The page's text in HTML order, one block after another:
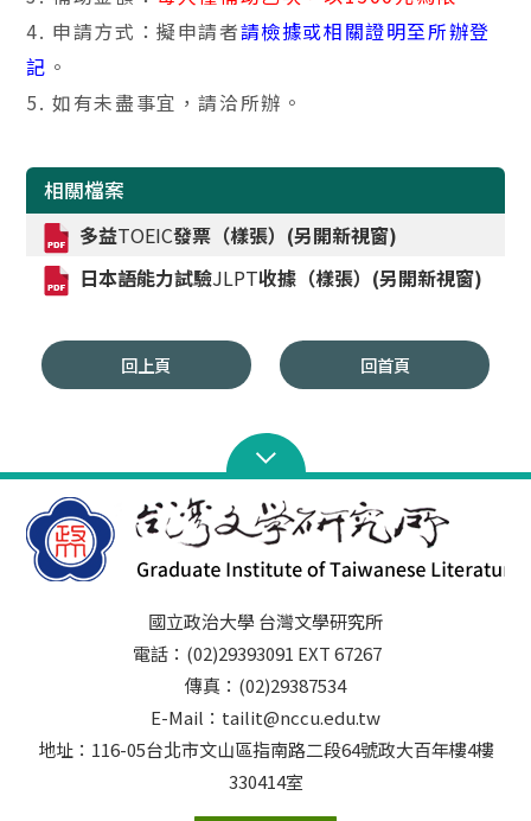
4. 申請方式：擬申請者請檢據或相關證明至所辦登
記 。
5.如有未盡事宜，請洽所辦。
相關檔案
多益TOEIC發票（樣張）(另開新視窗)
日本語能力試驗JLPT收據（樣張）(另開新視窗)
回上頁 回首頁
國立政治大學 台灣文學研究所
電話：(02)29393091 EXT 67267
傳真：(02)29387534
E-Mail：tailit@nccu.edu.tw
地址：116-05台北市文山區指南路二段64號政大百年樓4樓
330414室